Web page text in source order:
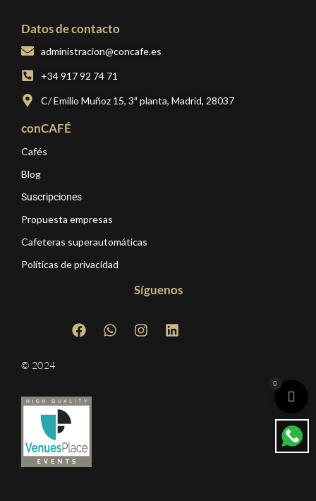
Datos de contacto
administracion@concafe.es
+34 917 92 74 71
C/ Emilio Muñoz 15, 3ª planta, Madrid, 28037
conCAFÉ
Cafés
Blog
Suscripciones
Propuesta empresas
Cafeteras superautomáticas
Políticas de privacidad
Síguenos
© 2024
0